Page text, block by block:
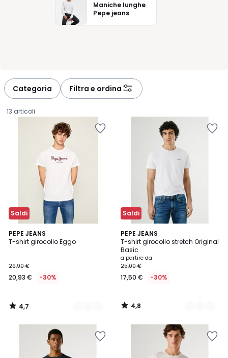
Maniche lunghe
Pepe jeans
Categoria Filtra e ordina
13 articoli
Saldi
PEPE JEANS
T-shirt girocollo Eggo
€
Invece
29,90
€
29,90 €
20,93 € -30%
4,7
/ 5
3
Colori
4,7
/
Saldi
PEPE JEANS
T-shirt girocollo stretch Original
Basic
a partire da
25,00 €
17,50 € -30%
4,8
/ 5
4
Colori
4,8
/